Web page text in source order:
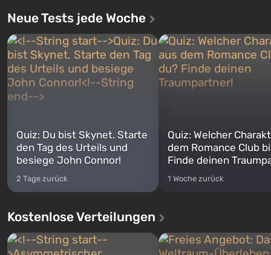
Neue Tests jede Woche
Quiz: Du bist Skynet. Starte
den Tag des Urteils und
besiege John Connor!
2 Tage zurück
Quiz: Welcher
dem Romance Club
Finde deinen
1 Woche zurück
Kostenlose Verteilungen